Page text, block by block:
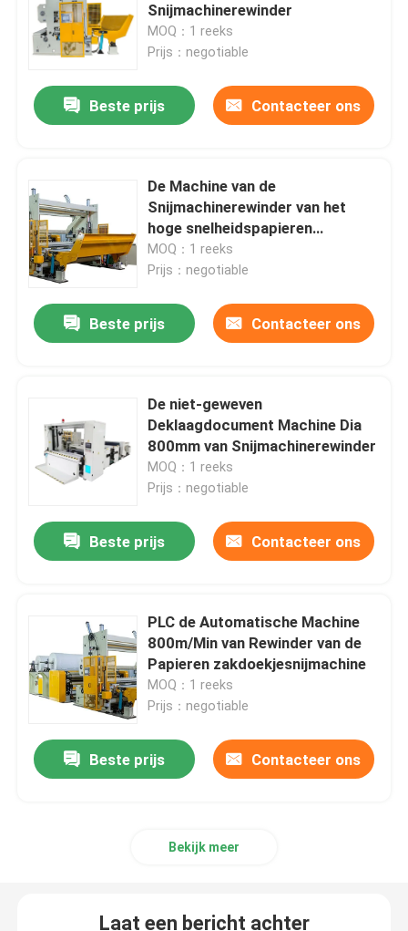
Snijmachinerewinder
MOQ：1 reeks
Prijs：negotiable
Beste prijs Contacteer ons
De Machine van de
Snijmachinerewinder van het
hoge snelheidspapieren
zakdoekje het Pneumatische
Scheuren
MOQ：1 reeks
Prijs：negotiable
Beste prijs Contacteer ons
De niet-geweven
Deklaagdocument Machine Dia
800mm van Snijmachinerewinder
MOQ：1 reeks
Prijs：negotiable
Beste prijs Contacteer ons
PLC de Automatische Machine
800m/Min van Rewinder van de
Papieren zakdoekjesnijmachine
MOQ：1 reeks
Prijs：negotiable
Beste prijs Contacteer ons
Bekijk meer
Laat een bericht achter